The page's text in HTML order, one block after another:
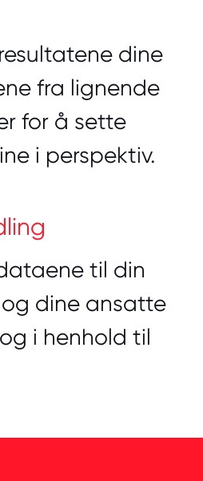
dine
fra lignende
for å sette
i perspektiv.
til din
dine ansatte
i henhold til